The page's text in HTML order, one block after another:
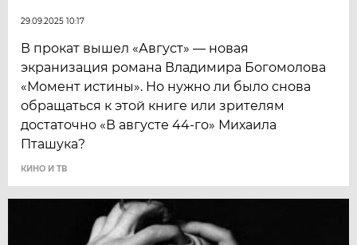
29.09.2025 10:17
В прокат вышел «Август» — новая
экранизация романа Владимира Богомолова
«Момент истины». Но нужно ли было снова
обращаться к этой книге или зрителям
достаточно «В августе 44-го» Михаила
Пташука?
КИНО И ТВ